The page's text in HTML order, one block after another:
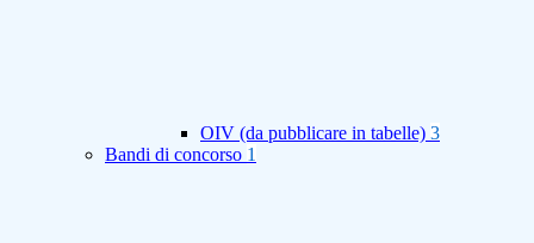
OIV (da pubblicare in tabelle) 3
Bandi di concorso 1